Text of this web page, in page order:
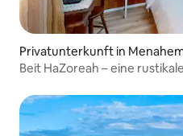
Privatunterkunft in
Beit HaZoreah – eine